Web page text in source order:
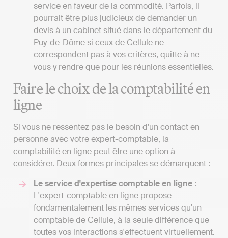
service en faveur de la commodité. Parfois, il
pourrait être plus judicieux de demander un
devis à un cabinet situé dans le département du
Puy-de-Dôme si ceux de Cellule ne
correspondent pas à vos critères, quitte à ne
vous y rendre que pour les réunions essentielles.
Faire le choix de la comptabilité en
ligne
Si vous ne ressentez pas le besoin d'un contact en
personne avec votre expert-comptable, la
comptabilité en ligne peut être une option à
considérer. Deux formes principales se démarquent :
Le service d'expertise comptable en ligne :
L'expert-comptable en ligne propose
fondamentalement les mêmes services qu'un
comptable de Cellule, à la seule différence que
toutes vos interactions s'effectuent virtuellement.